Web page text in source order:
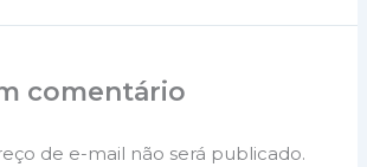
comentário
de e-mail não será publicado.